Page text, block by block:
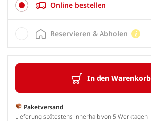
Online bestellen
In den Warenkorb
Paketversand
Lieferung spätestens innerhalb von 5 Werktagen
Reservieren & Abholen